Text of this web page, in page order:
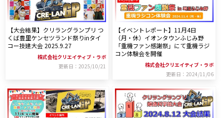
検索する
リセット
【大会結果】クリラングランプリ つ
くば豊里ケンセツランド祭りinタイ
コー技建大会 2025.9.27
株式会社クリエイティブ・ラボ
更新日：2025/10/21
【イベントレポート】11月4日
（月・休）イオンタウンふじみ野
「重機ファン感謝祭」にて重機ラジ
コン体験会を開催
株式会社クリエイティブ・ラボ
更新日：2024/11/06